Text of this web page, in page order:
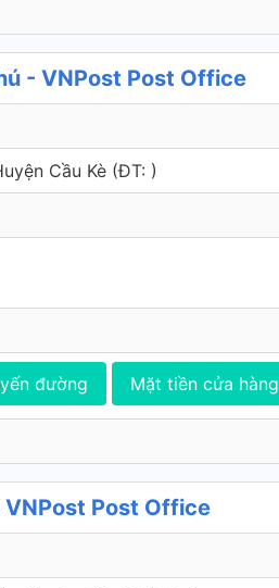
- VNPost Post Office
Cầu Kè (ÐT: )
đường Mặt tiền cửa hàng
Post Office